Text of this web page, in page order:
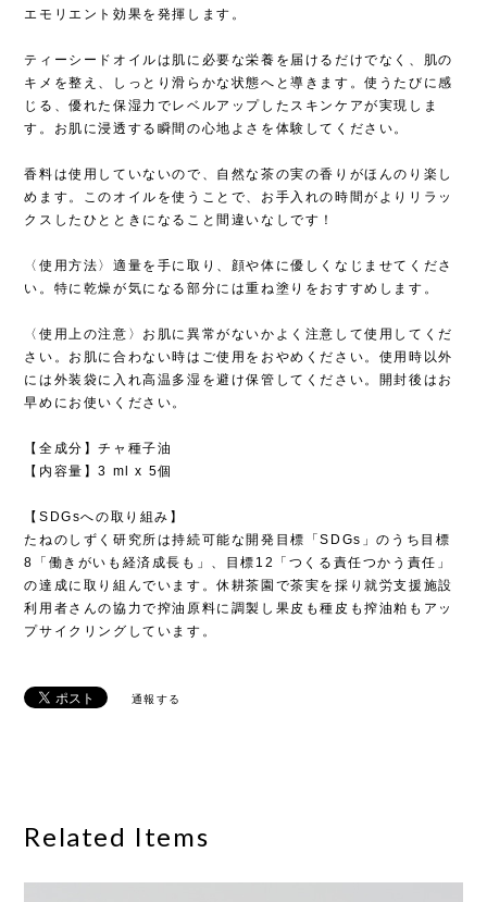
エモリエント効果を発揮します。
ティーシードオイルは肌に必要な栄養を届けるだけでなく、肌の
キメを整え、しっとり滑らかな状態へと導きます。使うたびに感
じる、優れた保湿力でレベルアップしたスキンケアが実現しま
す。お肌に浸透する瞬間の心地よさを体験してください。
香料は使用していないので、自然な茶の実の香りがほんのり楽し
めます。このオイルを使うことで、お手入れの時間がよりリラッ
クスしたひとときになること間違いなしです！
〈使用方法〉適量を手に取り、顔や体に優しくなじませてくださ
い。特に乾燥が気になる部分には重ね塗りをおすすめします。
〈使用上の注意〉お肌に異常がないかよく注意して使用してくだ
さい。お肌に合わない時はご使用をおやめください。使用時以外
には外装袋に入れ高温多湿を避け保管してください。開封後はお
早めにお使いください。
【全成分】チャ種子油
【内容量】3 ml x 5個
【SDGsへの取り組み】
たねのしずく研究所は持続可能な開発目標「SDGs」のうち目標
8「働きがいも経済成長も」、目標12「つくる責任つかう責任」
の達成に取り組んでいます。休耕茶園で茶実を採り就労支援施設
利用者さんの協力で搾油原料に調製し果皮も種皮も搾油粕もアッ
プサイクリングしています。
通報する
Related Items